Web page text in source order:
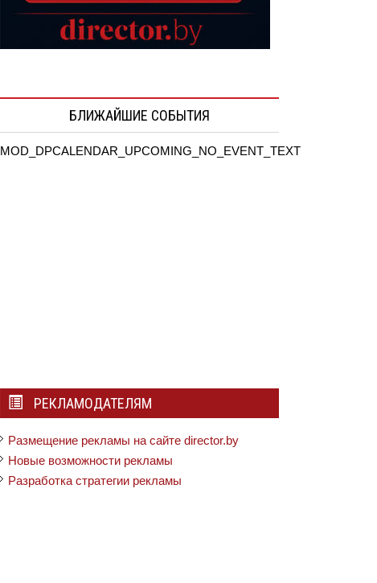
БЛИЖАЙШИЕ СОБЫТИЯ
MOD_DPCALENDAR_UPCOMING_NO_EVENT_TEXT
РЕКЛАМОДАТЕЛЯМ
Размещение рекламы на сайте director.by
Новые возможности рекламы
Разработка стратегии рекламы